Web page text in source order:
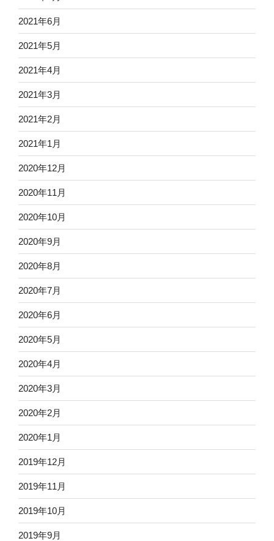
2021年6月
2021年5月
2021年4月
2021年3月
2021年2月
2021年1月
2020年12月
2020年11月
2020年10月
2020年9月
2020年8月
2020年7月
2020年6月
2020年5月
2020年4月
2020年3月
2020年2月
2020年1月
2019年12月
2019年11月
2019年10月
2019年9月